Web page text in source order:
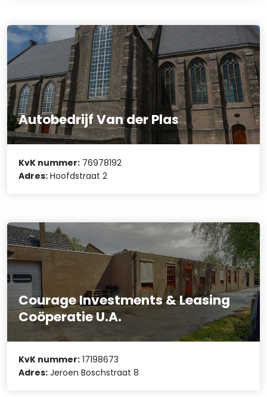
Autobedrijf Van der Plas
KvK nummer: 76978192
Adres: Hoofdstraat 2
Courage Investments & Leasing
Coöperatie U.A.
KvK nummer: 17198673
Adres: Jeroen Boschstraat 8